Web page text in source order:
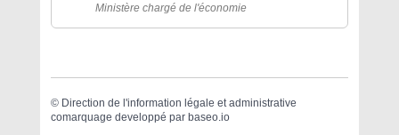
Ministère chargé de l'économie
© Direction de l'information légale et administrative
comarquage developpé par baseo.io